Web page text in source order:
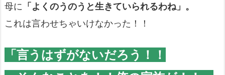
母に 「よくのうのうと生きていられるわね」。
これは言わせちゃいけなかった！！
「言うはずがないだろう！！